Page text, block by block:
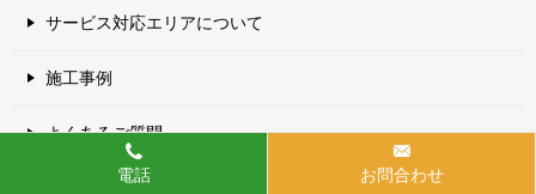
サービス対応エリアについて
施工事例
よくあるご質問
特定商取引法に基づく表記
電話 お問合わせ